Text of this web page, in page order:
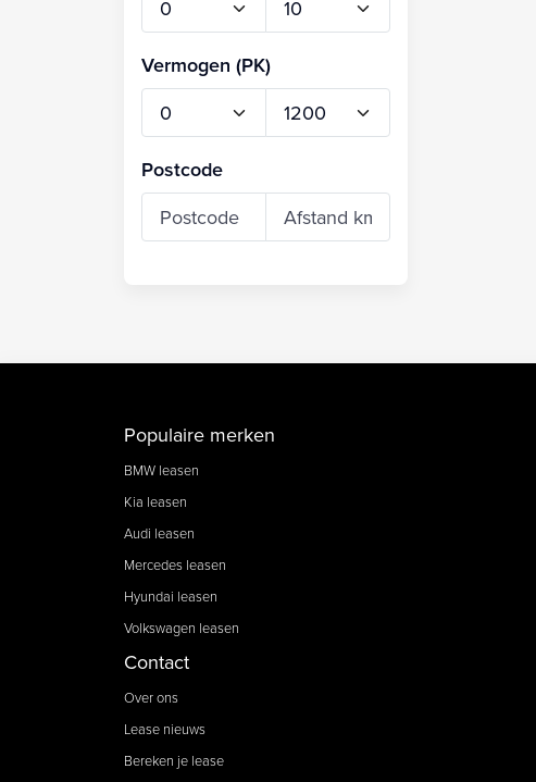
Vermogen (PK)
Postcode
Populaire merken
BMW leasen
Kia leasen
Audi leasen
Mercedes leasen
Hyundai leasen
Volkswagen leasen
Contact
Over ons
Lease nieuws
Bereken je lease